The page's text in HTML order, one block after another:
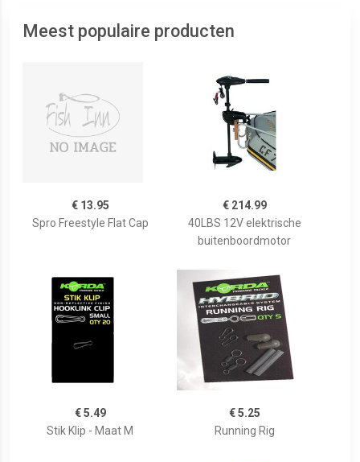
Meest populaire producten
€ 13.95
Spro Freestyle Flat Cap
€ 214.99
40LBS 12V elektrische
buitenboordmotor
€ 5.49
Stik Klip - Maat M
€ 5.25
Running Rig